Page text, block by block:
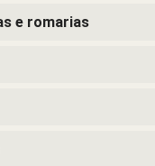
e romarias